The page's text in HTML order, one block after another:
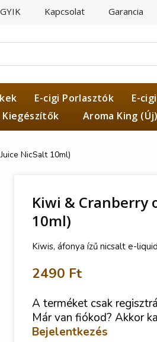
GYIK Kapcsolat Garancia
E-cigi Porlasztók E-
Kiegészítők
Aroma King (Új)
NicSalt 10ml)
Kiwi & Cranberry
10ml)
Kiwis, áfonya ízű nicsalt e-
2490 Ft
A terméket csak
Már van fiókod? Akkor
Bejelentkezés